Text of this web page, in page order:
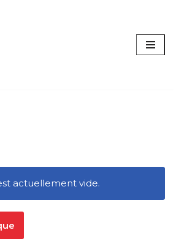
actuellement vide.